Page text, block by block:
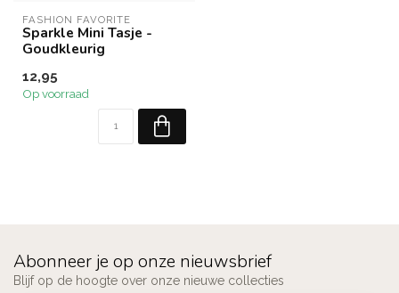
FASHION FAVORITE
Sparkle Mini Tasje -
Goudkleurig
12,95
Op voorraad
Abonneer je op onze nieuwsbrief
Blijf op de hoogte over onze nieuwe collecties